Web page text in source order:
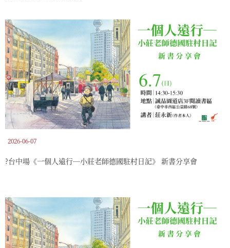
2026-06-07
?️台中場《一個人遠行―小莊老師德國駐村日記》 新書分享會